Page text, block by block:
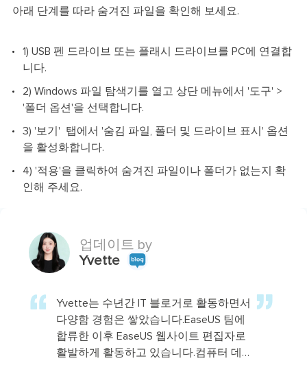
아래 단계를 따라 숨겨진 파일을 확인해 보세요.
1) USB 펜 드라이브 또는 플래시 드라이브를 PC에 연결합
니다.
2) Windows 파일 탐색기를 열고 상단 메뉴에서 '도구' >
'폴더 옵션'을 선택합니다.
3) '보기' 탭에서 '숨김 파일, 폴더 및 드라이브 표시' 옵션
을 활성화합니다.
4) '적용'을 클릭하여 숨겨진 파일이나 폴더가 없는지 확
인해 주세요.
업데이트 by
Yvette
Yvette는 수년간 IT 블로거로 활동하면서
다양함 경험은 쌓았습니다.EaseUS 팀에
합류한 이후 EaseUS 웹사이트 편집자로
활발하게 활동하고 있습니다.컴퓨터 데